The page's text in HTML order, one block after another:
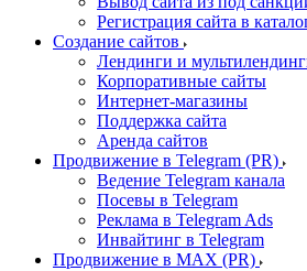
Регистрация сайта в
Создание сайтов
Лендинги и
Корпоративные сайты
Интернет-магазины
Поддержка сайта
Аренда сайтов
Продвижение в Telegram (PR)
Ведение Telegram канала
Посевы в Telegram
Реклама в Telegram Ads
Инвайтинг в Telegram
Продвижение в MAX (PR)